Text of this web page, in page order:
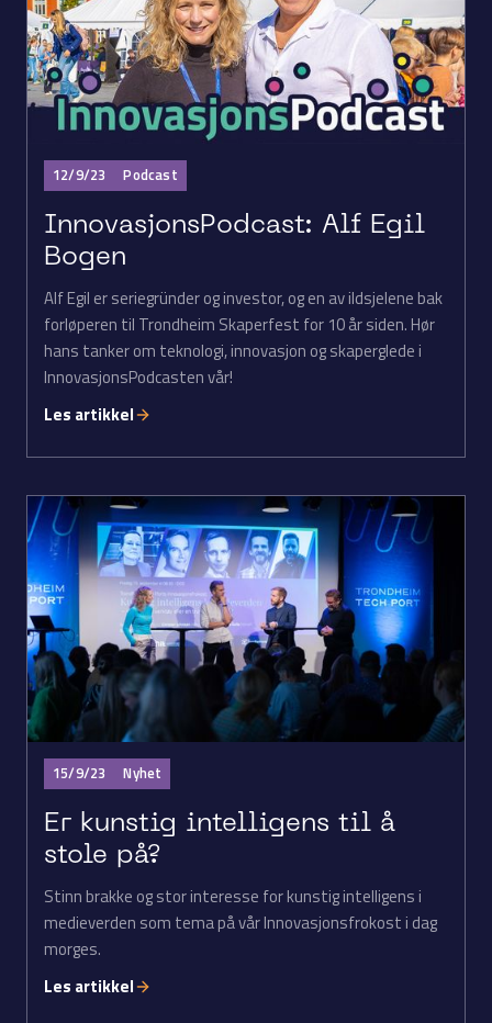
12/9/23 Podcast
InnovasjonsPodcast: Alf Egil
Bogen
Alf Egil er seriegründer og investor, og en av ildsjelene bak
forløperen til Trondheim Skaperfest for 10 år siden. Hør
hans tanker om teknologi, innovasjon og skaperglede i
InnovasjonsPodcasten vår!
Les artikkel
15/9/23 Nyhet
Er kunstig intelligens til å
stole på?
Stinn brakke og stor interesse for kunstig intelligens i
medieverden som tema på vår Innovasjonsfrokost i dag
morges.
Les artikkel